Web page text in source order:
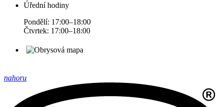
Úřední hodiny
Pondělí: 17:00–18:00
Čtvrtek: 17:00–18:00
nahoru